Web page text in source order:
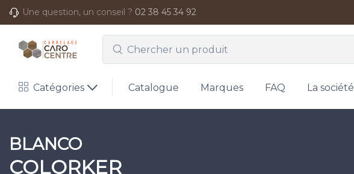
Une question, un conseil ? 02 38 45 34 92
Catégories Catalogue Marques FAQ La société
BLANCO
COLORKER